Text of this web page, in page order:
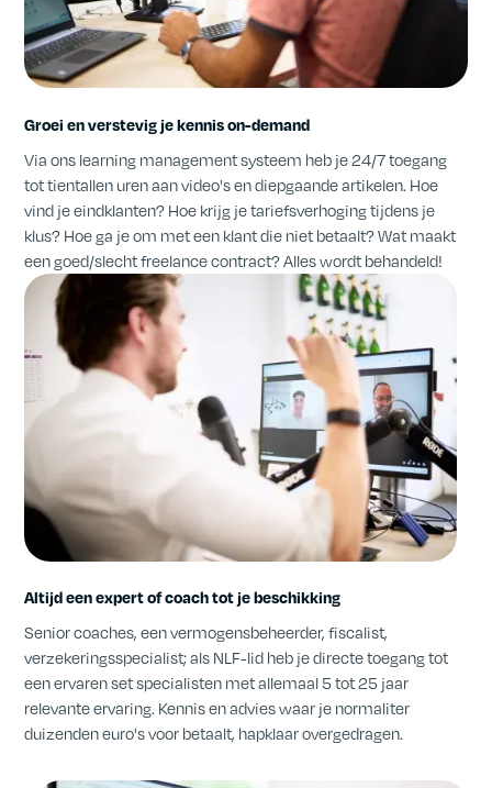
Groei en verstevig je kennis on-demand
Via ons learning management systeem heb je 24/7 toegang
tot tientallen uren aan video's en diepgaande artikelen. Hoe
vind je eindklanten? Hoe krijg je tariefsverhoging tijdens je
klus? Hoe ga je om met een klant die niet betaalt? Wat maakt
een goed/slecht freelance contract? Alles wordt behandeld!
Altijd een expert of coach tot je beschikking
Senior coaches, een vermogensbeheerder, fiscalist,
verzekeringsspecialist; als NLF-lid heb je directe toegang tot
een ervaren set specialisten met allemaal 5 tot 25 jaar
relevante ervaring. Kennis en advies waar je normaliter
duizenden euro's voor betaalt, hapklaar overgedragen.